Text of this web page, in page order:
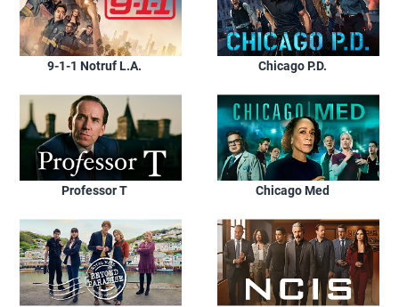
9-1-1 Notruf L.A. Chicago P.D.
Professor T Chicago Med